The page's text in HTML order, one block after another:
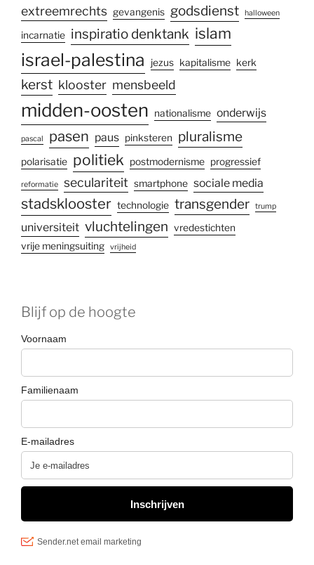
extreemrechts gevangenis godsdienst halloween
incarnatie inspiratio denktank islam
israel-palestina jezus kapitalisme kerk
kerst klooster mensbeeld
midden-oosten nationalisme onderwijs
pascal pasen paus pinksteren pluralisme
polarisatie politiek postmodernisme progressief
reformatie seculariteit smartphone sociale media
stadsklooster technologie transgender trump
universiteit vluchtelingen vredestichten
vrije meningsuiting
vrijheid
Blijf op de hoogte